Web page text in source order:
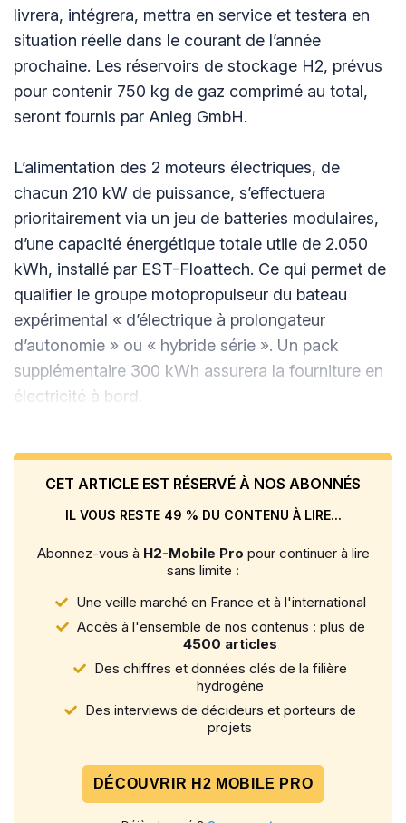
livrera, intégrera, mettra en service et testera en
situation réelle dans le courant de l’année
prochaine. Les réservoirs de stockage H2, prévus
pour contenir 750 kg de gaz comprimé au total,
seront fournis par Anleg GmbH.
L’alimentation des 2 moteurs électriques, de
chacun 210 kW de puissance, s’effectuera
prioritairement via un jeu de batteries modulaires,
d’une capacité énergétique totale utile de 2.050
kWh, installé par EST-Floattech. Ce qui permet de
qualifier le groupe motopropulseur du bateau
expérimental « d’électrique à prolongateur
d’autonomie » ou « hybride série ». Un pack
supplémentaire 300 kWh assurera la fourniture en
électricité à bord.
CET ARTICLE EST RÉSERVÉ À NOS ABONNÉS
IL VOUS RESTE 49 % DU CONTENU À LIRE...
Abonnez-vous à H2-Mobile Pro pour continuer à lire
sans limite :
Une veille marché en France et à l'international
Accès à l'ensemble de nos contenus : plus de
4500 articles
Des chiffres et données clés de la filière
hydrogène
Des interviews de décideurs et porteurs de
projets
DÉCOUVRIR H2 MOBILE PRO